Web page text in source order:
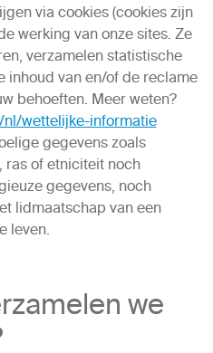
via cookies (cookies zijn
werking van onze sites. Ze
verzamelen statistische
inhoud van en/of de reclame
behoeften. Meer weten?
wettelijke-informatie
gegevens zoals
of etniciteit noch
gegevens, noch
lidmaatschap van een
leven.
we